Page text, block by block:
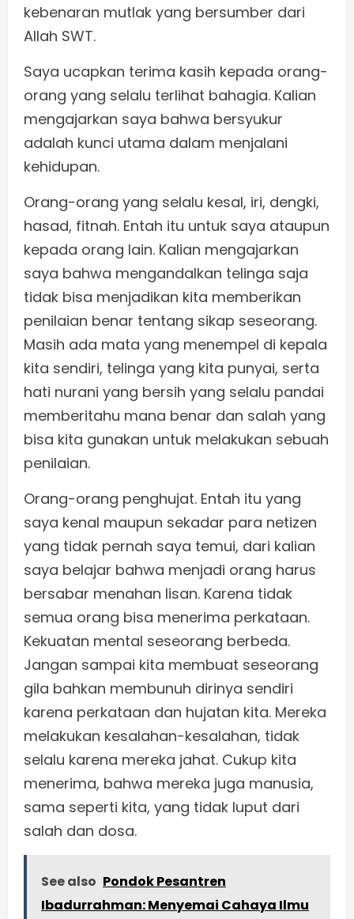
kebenaran mutlak yang bersumber dari
Allah SWT.
Saya ucapkan terima kasih kepada orang-
orang yang selalu terlihat bahagia. Kalian
mengajarkan saya bahwa bersyukur
adalah kunci utama dalam menjalani
kehidupan.
Orang-orang yang selalu kesal, iri, dengki,
hasad, fitnah. Entah itu untuk saya ataupun
kepada orang lain. Kalian mengajarkan
saya bahwa mengandalkan telinga saja
tidak bisa menjadikan kita memberikan
penilaian benar tentang sikap seseorang.
Masih ada mata yang menempel di kepala
kita sendiri, telinga yang kita punyai, serta
hati nurani yang bersih yang selalu pandai
memberitahu mana benar dan salah yang
bisa kita gunakan untuk melakukan sebuah
penilaian.
Orang-orang penghujat. Entah itu yang
saya kenal maupun sekadar para netizen
yang tidak pernah saya temui, dari kalian
saya belajar bahwa menjadi orang harus
bersabar menahan lisan. Karena tidak
semua orang bisa menerima perkataan.
Kekuatan mental seseorang berbeda.
Jangan sampai kita membuat seseorang
gila bahkan membunuh dirinya sendiri
karena perkataan dan hujatan kita. Mereka
melakukan kesalahan-kesalahan, tidak
selalu karena mereka jahat. Cukup kita
menerima, bahwa mereka juga manusia,
sama seperti kita, yang tidak luput dari
salah dan dosa.
See also Pondok Pesantren
Ibadurrahman: Menyemai Cahaya Ilmu